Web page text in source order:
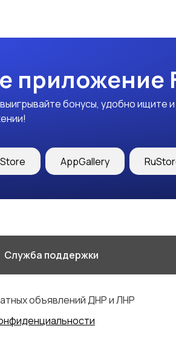
приложение
бонусы, удобно ищите
AppGallery
Служба поддержки
объявлений ДНР и ЛНР